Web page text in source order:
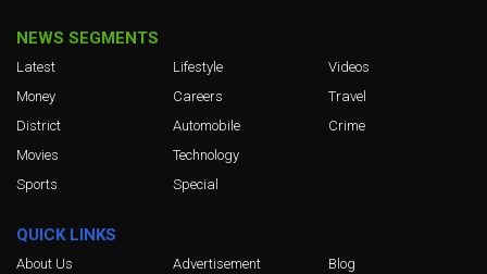
NEWS SEGMENTS
Latest
Money
District
Movies
Sports
Lifestyle
Careers
Automobile
Technology
Special
Videos
Travel
Crime
QUICK LINKS
About Us
Advertisement
Blog